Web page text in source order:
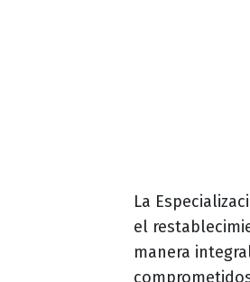
La
el
manera